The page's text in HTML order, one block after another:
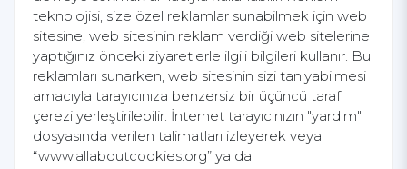
teknolojisi, size özel reklamlar sunabilmek için web
sitesine, web sitesinin reklam verdiği web sitelerine
yaptığınız önceki ziyaretlerle ilgili bilgileri kullanır. Bu
reklamları sunarken, web sitesinin sizi tanıyabilmesi
amacıyla tarayıcınıza benzersiz bir üçüncü taraf
çerezi yerleştirilebilir. İnternet tarayıcınızın "yardım"
dosyasında verilen talimatları izleyerek veya
“www.allaboutcookies.org” ya da